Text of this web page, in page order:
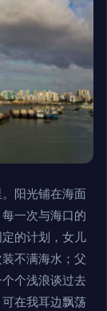
阳光铺在海面
一次与海口的
的计划，女儿
不满海水；父
个浅浪谈过去
在我耳边飘荡